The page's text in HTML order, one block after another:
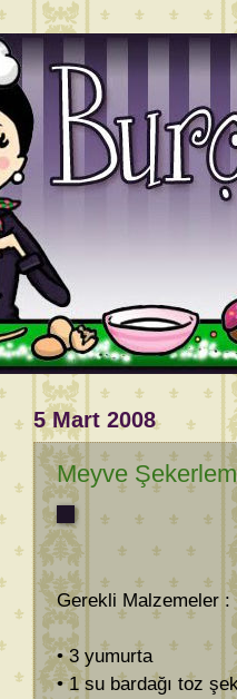
5 Mart 2008
Meyve
Gerekli Malzemeler
• 3 yumurta
• 1 su bardağı toz